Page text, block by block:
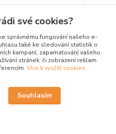
1X2,5, 100m
jednožilové,
vůči extrémním teplotám,
pro rozvaděče, stroje,
Skladem 800 m
své cookies?
správnému fungování našeho e-
také ke sledování statistik o
kampaní, zapamatování vašeho
stránek, či zobrazení reklam
Více k využití cookies
Souhlasím